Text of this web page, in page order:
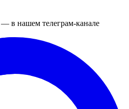
в нашем телеграм-канале